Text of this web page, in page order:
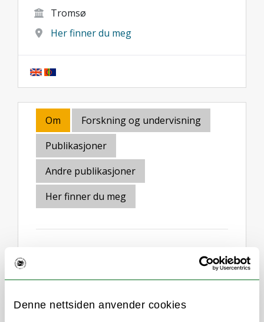
Denne nettsiden anvender cookies
Tromsø
Her finner du meg
Om
Forskning og undervisning
Publikasjoner
Andre publikasjoner
Her finner du meg
med stor interesse for læring, motivasjon,